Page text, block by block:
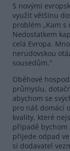
S novými
využít většinu
problém „Kam s
Nedostatkem
celá Evropa.
nerudovskou
sousedům.“
Oběhové
průmyslu,
abychom se
pro náš domácí
kvality, které
případě bychom
přijede odpad
si dodavatel